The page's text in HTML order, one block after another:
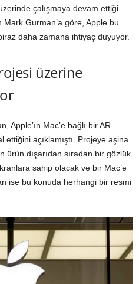
çalışmaya devam ettiği
Mark Gurman’a göre, Apple bu
daha zamana ihtiyaç duyuyor.
üzerine
Apple’ın Mac’e bağlı bir AR
ettiğini açıklamıştı. Projeye aşina
dışarıdan sıradan bir gözlük
sahip olacak ve bir Mac’e
ise bu konuda herhangi bir resmi